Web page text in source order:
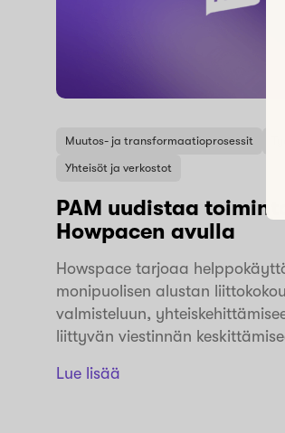
Muutos- ja transformaatioprosessit
Yhteisöt ja verkostot
PAM uudistaa
Howpacen avulla
Howspace tarjoaa
monipuolisen alustan
valmisteluun,
liittyvän viestinnän
Lue lisää